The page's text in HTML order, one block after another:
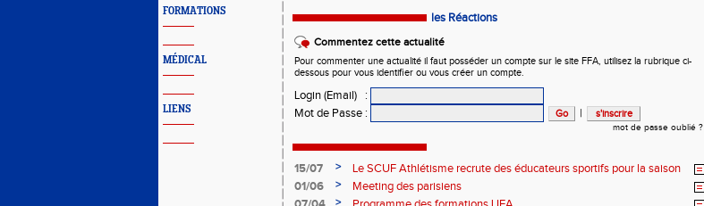
FORMATIONS
MÉDICAL
LIENS
les Réactions
Commentez cette actualité
Pour commenter une actualité il faut posséder un compte sur le site FFA, utilisez la rubrique ci-
dessous pour vous identifier ou vous créer un compte.
Login (Email)
:
Mot de Passe : |
mot de passe oublié ?
15/07 >
Le SCUF Athlétisme recrute des éducateurs sportifs pour la saison
2026-2027 !
01/06 >
Meeting des parisiens
>